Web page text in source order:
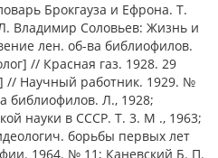
Брокгауза и Ефрона. Т.
Владимир Соловьев: Жизнь и
лен. об-ва библиофилов.
// Красная газ. 1928. 29
// Научный работник. 1929. №
библиофилов. Л., 1928;
науки в СССР. Т. 3. М ., 1963;
борьбы первых лет
1964. № 11; Каневский Б. П.